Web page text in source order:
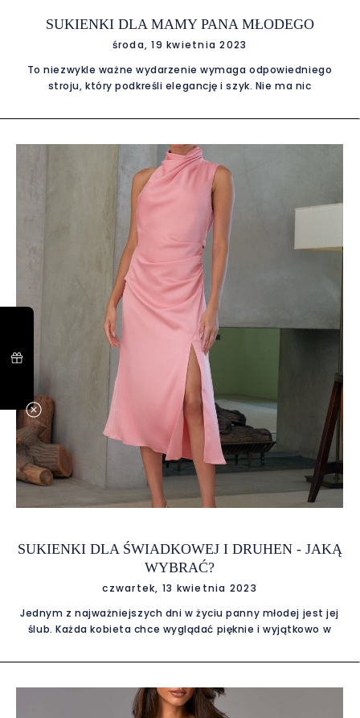
SUKIENKI DLA MAMY PANA MŁODEGO
środa, 19 kwietnia 2023
To niezwykle ważne wydarzenie wymaga odpowiedniego
stroju, który podkreśli elegancję i szyk. Nie ma nic
widząc swojego syna wychodzącego na ślubny kobierzec.
szczególną rolę w tym dniu. Sukienki dla mamy pana
młodego to doskonały sposób na uzyskanie wyjątkowego i
eleganckiego looku. Wybór odpowiedniej sukienki dla mamy
pana młodego jest bardzo ważnym elementem
przygotowań do ślubu. Mama przyszłego pana młodego
pełni jedną z kluczowych ról podczas uroczystości, dlatego
też jej strój powinien być przemyślany i dopasowany do
okazji. Przede wszystkim, warto zwrócić uwagę na formalny
charakter wydarzenia. Sukienka dla mamy pana młodego
powinna być odpowiednio elegancka i dostosowana do
uroczystej atmosfery. Wybierając sukienkę, należy również
kierować się indywidualnymi preferencjami i stylem, którym
SUKIENKI DLA ŚWIADKOWEJ I DRUHEN - JAKĄ
WYBRAĆ?
czwartek, 13 kwietnia 2023
Jednym z najważniejszych dni w życiu panny młodej jest jej
ślub. Każda kobieta chce wyglądać pięknie i wyjątkowo w
powinna zwrócić uwagę na swój strój. Równie ważna jest
roli? Przede wszystkim, sukienka świadkowej powinna być
elegancka i wygodna. Nie powinna przyciągać uwagi bardziej